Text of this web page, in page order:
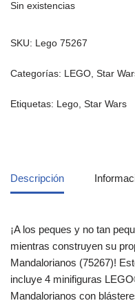
Sin existencias
SKU: Lego 75267
Categorías: LEGO, Star
Etiquetas: Lego, Star Wars
Descripción
¡A los peques y no tan
mientras construyen su
Mandalorianos (75267)!
incluye 4 minifiguras
Mandalorianos con